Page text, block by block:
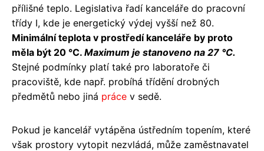
přílišné teplo. Legislativa řadí kanceláře do pracovní
třídy I, kde je energetický výdej vyšší než 80.
Minimální teplota v prostředí kanceláře by proto
měla být 20 °C. Maximum je stanoveno na 27 °C.
Stejné podmínky platí také pro laboratoře či
pracoviště, kde např. probíhá třídění drobných
předmětů nebo jiná práce v sedě.
Pokud je kancelář vytápěna ústředním topením, které
však prostory vytopit nezvládá, může zaměstnavatel